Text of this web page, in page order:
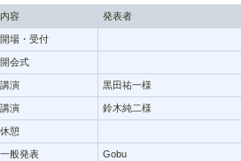
内容 発表者
開場・受付
開会式
講演 黒田祐一様
講演 鈴木純二様
休憩
一般発表 Gobu